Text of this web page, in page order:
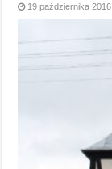
19 października 2016